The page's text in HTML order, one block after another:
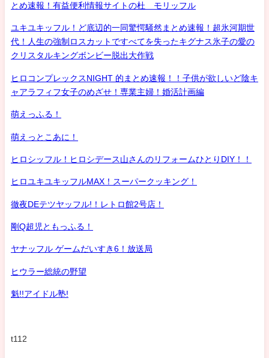
とめ速報！有益便利情報サイトの杜 モリッフル
ユキユキッフル！ど底辺的一同驚愕騒然まとめ速報！超氷河期世
代！人生の強制ロスカットですべてを失ったキグナス氷子の愛の
クリスタルキングボンビー脱出大作戦
ヒロコンプレックスNIGHT 的まとめ速報！！子供が欲しいど陰キ
ャアラフィフ女子のめざせ！専業主婦！婚活計画編
萌えっふる！
萌えっとこあに！
ヒロシッフル！ヒロシデース山さんのリフォームひとりDIY！！
ヒロユキユキッフルMAX！スーパークッキング！
徹夜DEテツヤッフル!！レトロ館2号店！
剛Q超児ともっふる！
ヤナッフル ゲームだいすき6！放送局
ヒウラー総統の野望
魁!!アイドル塾!
t112